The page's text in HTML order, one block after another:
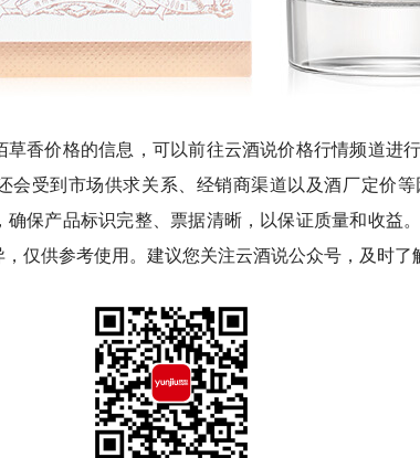
香价格的信息，可以前往云酒说价格行情频道进
会受到市场供求关系、经销商渠道以及酒厂定价
保产品标识完整、票据清晰，以保证质量和收益
仅供参考使用。建议您关注云酒说公众号，及时了